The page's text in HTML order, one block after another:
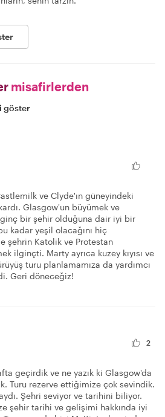
misafirlerden
göster
ve Clyde'ın güneyindeki
Glasgow'un büyümek ve
bir şehir olduğuna dair iyi bir
kadar yeşil olacağını hiç
şehrin Katolik ve Protestan
ilginçti. Marty ayrıca kuzey kıyısı ve
turu planlamamıza da yardımcı
Geri döneceğiz!
2
geçirdik ve ne yazık ki Glasgow'da
Turu rezerve ettiğimize çok sevindik.
Şehri seviyor ve tarihini biliyor.
şehir tarihi ve gelişimi hakkında iyi